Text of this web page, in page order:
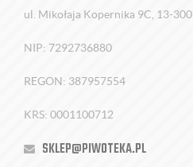
ul. Mikołaja Kopernika 9C, 13-
NIP: 7292736880
REGON: 387957554
KRS: 0001100712
SKLEP@PIWOTEKA.PL